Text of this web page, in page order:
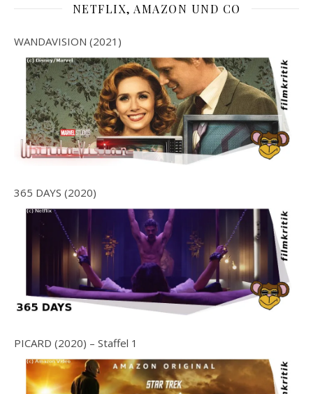
NETFLIX, AMAZON UND CO
WANDAVISION (2021)
365 DAYS (2020)
PICARD (2020) – Staffel 1